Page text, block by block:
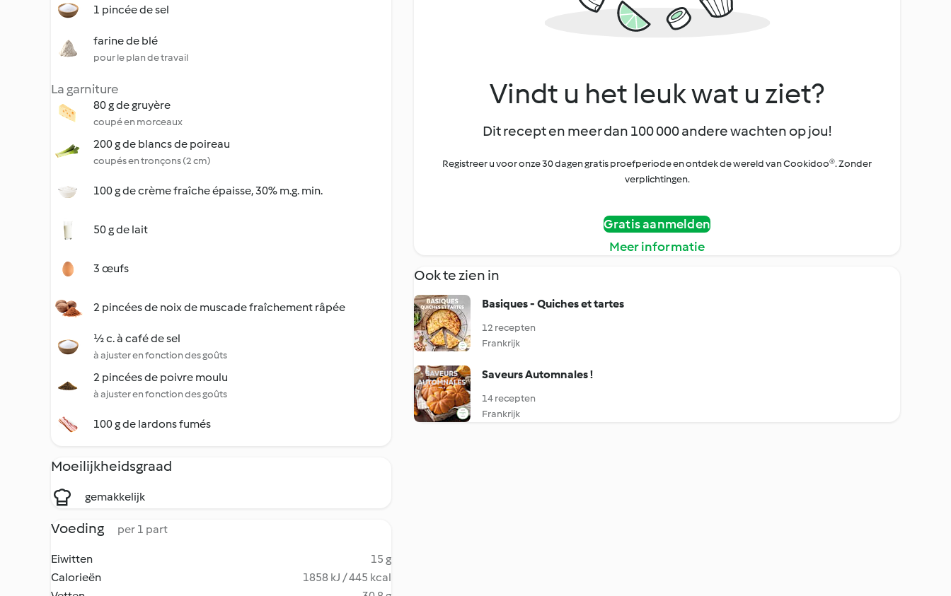
1 pincée de sel
farine de blé
pour le plan de travail
La garniture
80 g de gruyère
coupé en morceaux
200 g de blancs de poireau
coupés en tronçons (2 cm)
100 g de crème fraîche épaisse, 30% m.g. min.
50 g de lait
3 œufs
2 pincées de noix de muscade fraîchement râpée
½ c. à café de sel
à ajuster en fonction des goûts
2 pincées de poivre moulu
à ajuster en fonction des goûts
100 g de lardons fumés
Moeilijkheidsgraad
gemakkelijk
Voeding per 1 part
Eiwitten
15 g
Calorieën
1858 kJ / 445 kcal
Vindt u het leuk wat u ziet?
Dit recept en meer dan 100 000 andere wachten op jou!
Registreer u voor onze 30 dagen gratis proefperiode en ontdek de wereld van Cookidoo®. Zonder
verplichtingen.
Gratis aanmelden
Meer informatie
Ook te zien in
Basiques - Quiches et tartes
12 recepten
Frankrijk
Saveurs Automnales !
14 recepten
Frankrijk